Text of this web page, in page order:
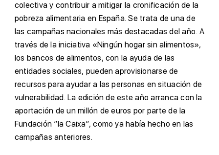
colectiva y contribuir a mitigar la cronificación de la
pobreza alimentaria en España. Se trata de una de
las campañas nacionales más destacadas del año. A
través de la iniciativa «Ningún hogar sin alimentos»,
los bancos de alimentos, con la ayuda de las
entidades sociales, pueden aprovisionarse de
recursos para ayudar a las personas en situación de
vulnerabilidad. La edición de este año arranca con la
aportación de un millón de euros por parte de la
Fundación ”la Caixa”, como ya había hecho en las
campañas anteriores.